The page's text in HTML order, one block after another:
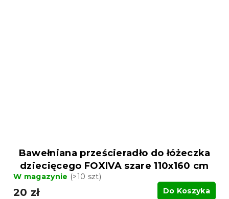
Bawełniana prześcieradło do łóżeczka
dziecięcego FOXIVA szare 110x160 cm
W magazynie (>10 szt)
20 zł Do Koszyka